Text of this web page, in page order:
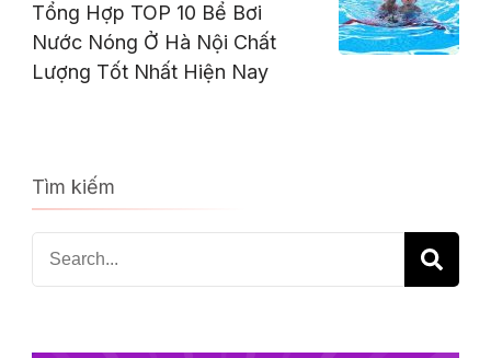
Tổng Hợp TOP 10 Bể Bơi
Nước Nóng Ở Hà Nội Chất
Lượng Tốt Nhất Hiện Nay
Tìm kiếm
Search
for: